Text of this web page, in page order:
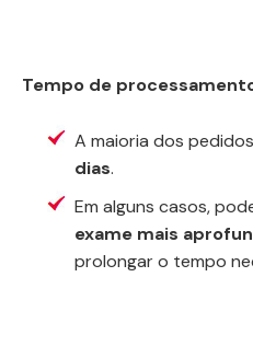
Tempo de
A maioria dos
dias.
Em alguns casos,
exame mais
prolongar o tempo